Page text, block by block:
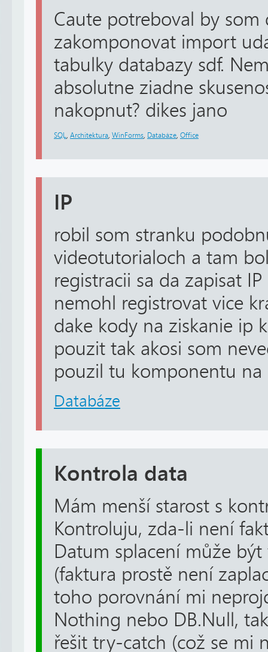
Caute potreboval by
zakomponovat import
tabulky databazy sdf.
absolutne ziadne
nakopnut? dikes jano
SQL Architektura WinForms Databáze Office
IP
robil som stranku
videotutorialoch a tam
registracii sa da zapisat
nemohl registrovat vice
dake kody na ziskanie ip
pouzit tak akosi som
pouzil tu komponentu na
Databáze
Kontrola data
Mám menší starost s
Kontroluju, zda-li není
Datum splacení může
(faktura prostě není
toho porovnání mi
Nothing nebo DB.Null,
řešit try-catch (což se mi